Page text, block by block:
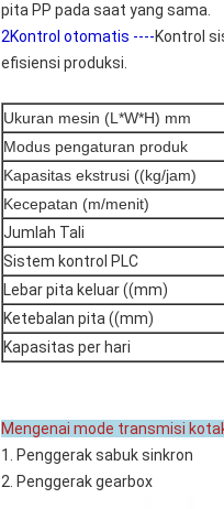
pita PP pada saat yang sama.
2Kontrol otomatis ----Kontrol
efisiensi produksi.
Ukuran mesin (L*W*H) mm
Modus pengaturan produk
Kapasitas ekstrusi ((kg/jam)
Kecepatan (m/menit)
Jumlah Tali
Sistem kontrol PLC
Lebar pita keluar ((mm)
Ketebalan pita ((mm)
Kapasitas per hari
Mengenai mode transmisi
1. Penggerak sabuk sinkron
2. Penggerak gearbox